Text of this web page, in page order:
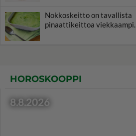
Nokkoskeitto on tavallista
pinaattikeittoa viekkaampi.
HOROSKOOPPI
8.8.2026